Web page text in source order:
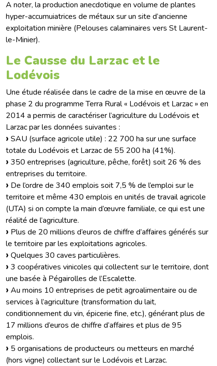
A noter, la production anecdotique en volume de plantes
hyper-accumuiatrices de métaux sur un site d’ancienne
exploitation minière (Pelouses calaminaires vers St Laurent-
le-Minier).
Le Causse du Larzac et le
Lodévois
Une étude réalisée dans le cadre de la mise en œuvre de la
phase 2 du programme Terra Rural « Lodévois et Larzac » en
2014 a permis de caractériser l’agriculture du Lodévois et
Larzac par les données suivantes :
SAU (surface agricole utile) : 22 700 ha sur une surface
totale du Lodévois et Larzac de 55 200 ha (41%).
350 entreprises (agriculture, pêche, forêt) soit 26 % des
entreprises du territoire.
De l’ordre de 340 emplois soit 7,5 % de l’emploi sur le
territoire et même 430 emplois en unités de travail agricole
(UTA) si on compte la main d’œuvre familiale, ce qui est une
réalité de l’agriculture.
Plus de 20 millions d’euros de chiffre d’affaires générés sur
le territoire par les exploitations agricoles.
Quelques 30 caves particulières.
3 coopératives vinicoles qui collectent sur le territoire, dont
une basée à Pégairolles de l’Escalette.
Au moins 10 entreprises de petit agroalimentaire ou de
services à l’agriculture (transformation du lait,
conditionnement du vin, épicerie fine, etc.), générant plus de
17 millions d’euros de chiffre d’affaires et plus de 95
emplois.
5 organisations de producteurs ou metteurs en marché
(hors vigne) collectant sur le Lodévois et Larzac.